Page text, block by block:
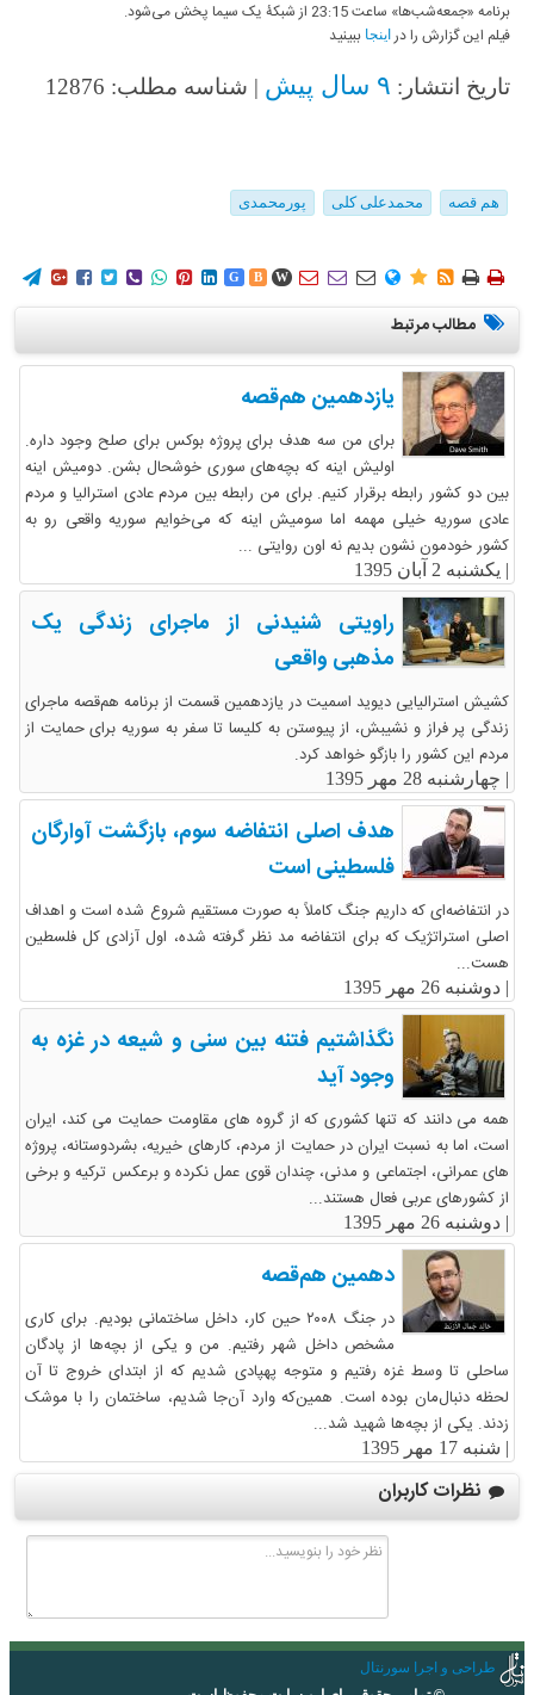
برنامه «جمعه‌شب‌ها» ساعت 23:15 از شبکۀ یک سیما پخش می‌شود.
فیلم این گزارش را در اینجا ببینید
تاریخ انتشار: ۹ سال پیش | شناسه مطلب: 12876
هم قصه محمدعلی کلی پورمحمدی
        G B W        
مطالب مرتبط
یازدهمین هم‌قصه
برای من سه هدف برای پروژه بوکس برای صلح وجود داره.
اولیش اینه که بچه‌های سوری خوشحال بشن. دومیش اینه
بین دو کشور رابطه برقرار کنیم. برای من رابطه بین مردم عادی استرالیا و مردم
عادی سوریه خیلی مهمه اما سومیش اینه که می‌خوایم سوریه واقعی رو به
کشور خودمون نشون بدیم نه اون روایتی ...
| یکشنبه 2 آبان 1395
راویتی شنیدنی از ماجرای زندگی یک
مذهبی واقعی
کشیش استرالیایی دیوید اسمیت در یازدهمین قسمت از برنامه هم‌قصه ماجرای
زندگی پر فراز و نشیبش، از پیوستن به کلیسا تا سفر به سوریه برای حمایت از
مردم این کشور را بازگو خواهد کرد.
| چهارشنبه 28 مهر 1395
هدف اصلی انتفاضه سوم، بازگشت آوارگان
فلسطینی است
در انتفاضه‌ای که داریم جنگ کاملاً به صورت مستقیم شروع شده است و اهداف
اصلی استراتژیک که برای انتفاضه مد نظر گرفته شده، اول آزادی کل فلسطین
هست...
| دوشنبه 26 مهر 1395
نگذاشتیم فتنه بین سنی و شیعه در غزه به
وجود آید
همه می دانند که تنها کشوری که از گروه های مقاومت حمایت می کند، ایران
است، اما به نسبت ایران در حمایت از مردم، کارهای خیریه، بشردوستانه، پروژه
های عمرانی، اجتماعی و مدنی، چندان قوی عمل نکرده و برعکس ترکیه و برخی
از کشورهای عربی فعال هستند...
| دوشنبه 26 مهر 1395
دهمین هم‌قصه
در جنگ ٢٠٠٨ حین کار، داخل ساختمانی بودیم. برای کاری
مشخص داخل شهر رفتیم. من و یکی از بچه‌ها از پادگان
ساحلی تا وسط غزه رفتیم و متوجه پهپادی شدیم که از ابتدای خروج تا آن
لحظه دنبال‌مان بوده است. همین‌که وارد آن‌جا شدیم، ساختمان را با موشک
زدند. یکی از بچه‌ها شهید شد...
| شنبه 17 مهر 1395
نظرات کاربران
طراحی و اجرا سورنتال